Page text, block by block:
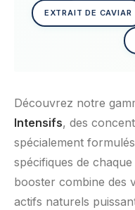
EXTRAIT DE CAVIAR
Découvrez notre
Intensifs, des
spécialement
spécifiques de
booster combine des
actifs naturels